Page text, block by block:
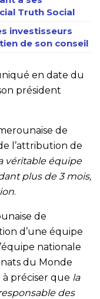
Truth Social
investisseurs
de son conseil
en date du
président
de
l’attribution de
véritable équipe
plus de 3 mois,
.
de
d’une équipe
nationale
du Monde
préciser que la
des